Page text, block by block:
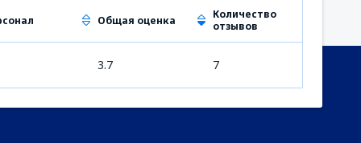
Общая оценка
Количество
отзывов
3.7 7